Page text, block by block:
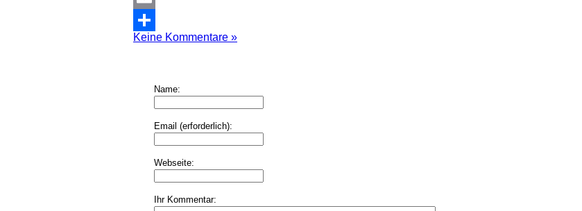
Email
Teilen
Keine Kommentare »
Name:
Email (erforderlich):
Webseite:
Ihr Kommentar: